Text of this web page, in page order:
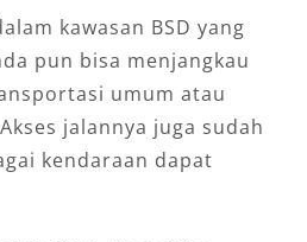
kawasan BSD yang
pun bisa menjangkau
umum atau
jalannya juga sudah
kendaraan dapat